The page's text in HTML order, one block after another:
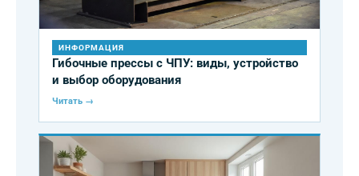
ИНФОРМАЦИЯ
Гибочные прессы с ЧПУ: виды, устройство
и выбор оборудования
Читать →